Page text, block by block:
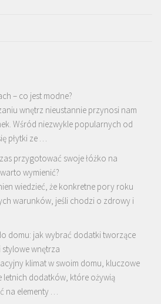
– co jest modne?
wnętrz nieustannie przynosi nam
Wśród niezwykle popularnych od
płytki ze …
przygotować swoje łóżko na
wymienić?
wiedzieć, że konkretne pory roku
warunków, jeśli chodzi o zdrowy i
domu: jak wybrać dodatki tworzące
wnętrza
klimat w swoim domu, kluczowe
letnich dodatków, które ożywią
na elementy …